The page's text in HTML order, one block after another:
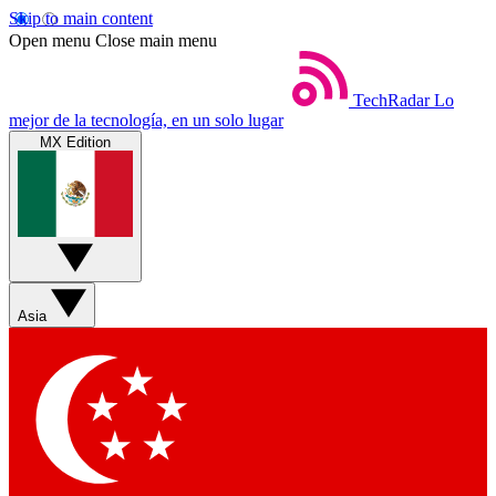
Skip to main content
Open menu Close main menu
TechRadar Lo
mejor de la tecnología, en un solo lugar
MX Edition
Asia